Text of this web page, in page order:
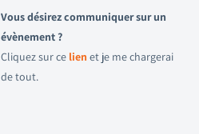
Vous désirez communiquer sur un
évènement ?
Cliquez sur ce lien et je me chargerai
de tout.